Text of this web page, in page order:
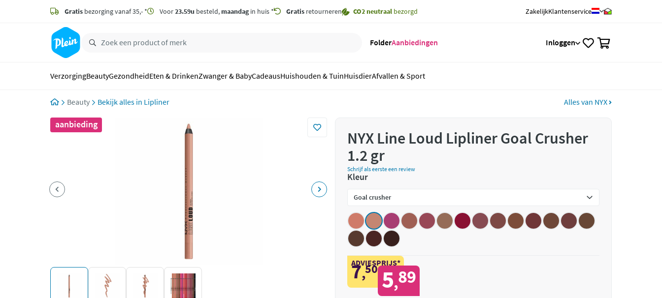
zoeken
hoofdinhoud
Gratis bezorging vanaf 35,- * Voor23.59u besteld, maandagin huis * Gratis retourneren CO2 neutraal bezorgd ZakelijkKlantenservice
FolderAanbiedingen Inloggen
VerzorgingBeautyGezondheidEten & DrinkenZwanger & BabyCadeausHuishouden & TuinHuisdierAfvallen & Sport
Beauty Lipliner Alles van NYX
aanbieding
NYX Line Loud Lipliner Goal Crusher
1.2 gr
Schrijf als eerste een review
Kleur
ADVIESPRIJS*
7,50 5,89